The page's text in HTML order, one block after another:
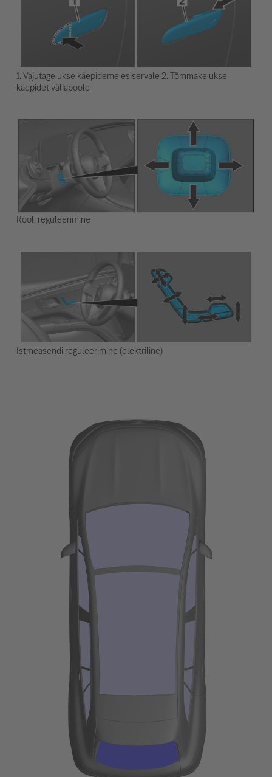
1. Vajutage ukse käepideme esiservale 2. Tõmmake ukse
käepidet väljapoole
Rooli reguleerimine
Istmeasendi reguleerimine (elektriline)